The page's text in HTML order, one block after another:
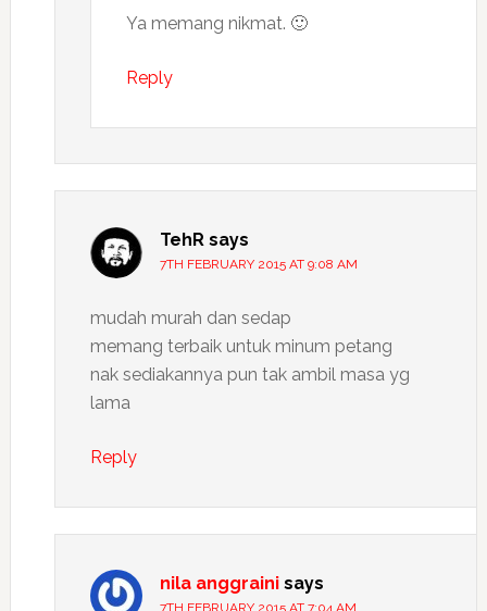
Ya memang nikmat. 🙂
Reply
TehR says
7TH FEBRUARY 2015 AT 9:08 AM
mudah murah dan sedap
memang terbaik untuk minum petang
nak sediakannya pun tak ambil masa yg
lama
Reply
nila anggraini says
7TH FEBRUARY 2015 AT 7:04 AM